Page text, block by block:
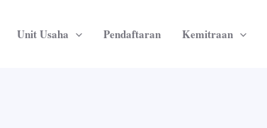
Unit Usaha Pendaftaran Kemitraan